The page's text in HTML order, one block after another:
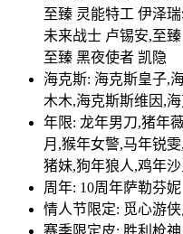
至臻 灵能特工 伊泽
未来战士 卢锡安,至
至臻 黑夜使者 凯隐
海克斯: 海克斯皇子,
木木,海克斯斯维因,
年限: 龙年男刀,猪年
月,猴年女警,马年锐
猪妹,狗年狼人,鸡年
周年: 10周年萨勒芬妮
情人节限定: 觅心游
赛季限定皮: 胜利枪